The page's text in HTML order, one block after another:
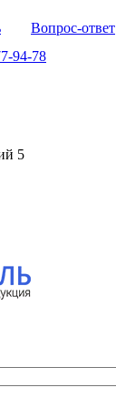
Вопрос-ответ
94-78
5